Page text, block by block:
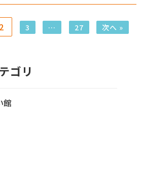
2 3 … 27 次へ »
ゴリ
館